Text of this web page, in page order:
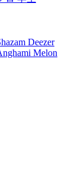
Deezer
Melon